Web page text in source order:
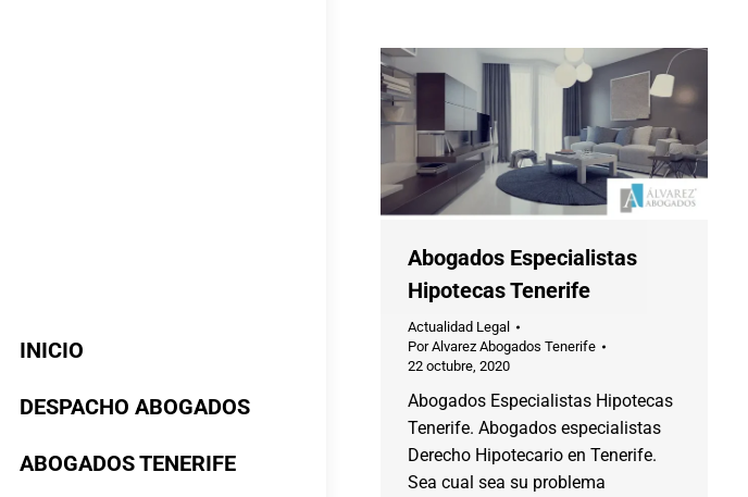
INICIO
DESPACHO ABOGADOS
ABOGADOS TENERIFE
Abogados Especialistas
Hipotecas Tenerife
Actualidad Legal
PorAlvarez Abogados Tenerife
22 octubre, 2020
Abogados Especialistas Hipotecas
Tenerife. Abogados especialistas
Derecho Hipotecario en Tenerife.
Sea cual sea su problema